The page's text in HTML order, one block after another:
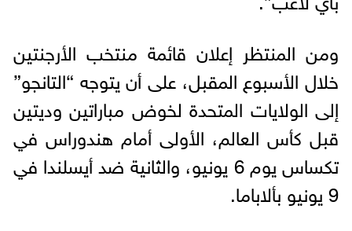
ومن المنتظر إعلان قائمة منتخب الأرجنتين
خلال الأسبوع المقبل، على أن يتوجه “التانجو”
إلى الولايات المتحدة لخوض مباراتين وديتين
قبل كأس العالم، الأولى أمام هندوراس في
تكساس يوم 6 يونيو، والثانية ضد أيسلندا في
9 يونيو بألاباما.